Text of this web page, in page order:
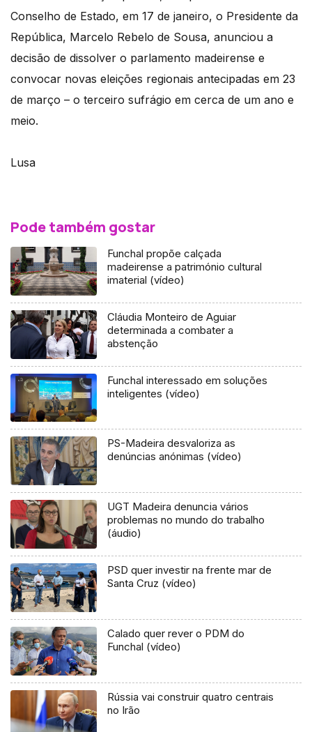
Conselho de Estado, em 17 de janeiro, o Presidente da
República, Marcelo Rebelo de Sousa, anunciou a
decisão de dissolver o parlamento madeirense e
convocar novas eleições regionais antecipadas em 23
de março – o terceiro sufrágio em cerca de um ano e
meio.
Lusa
Pode também gostar
Funchal propõe calçada
madeirense a património cultural
imaterial (vídeo)
Cláudia Monteiro de Aguiar
determinada a combater a
abstenção
Funchal interessado em soluções
inteligentes (vídeo)
PS-Madeira desvaloriza as
denúncias anónimas (vídeo)
UGT Madeira denuncia vários
problemas no mundo do trabalho
(áudio)
PSD quer investir na frente mar de
Santa Cruz (vídeo)
Calado quer rever o PDM do
Funchal (vídeo)
Rússia vai construir quatro centrais
no Irão